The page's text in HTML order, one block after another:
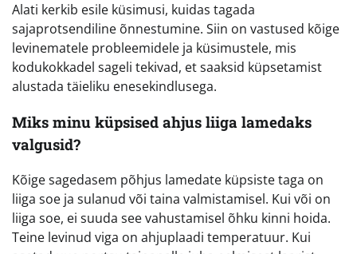
Alati kerkib esile küsimusi, kuidas tagada
sajaprotsendiline õnnestumine. Siin on vastused kõige
levinematele probleemidele ja küsimustele, mis
kodukokkadel sageli tekivad, et saaksid küpsetamist
alustada täieliku enesekindlusega.
Miks minu küpsised ahjus liiga lamedaks
valgusid?
Kõige sagedasem põhjus lamedate küpsiste taga on
liiga soe ja sulanud või taina valmistamisel. Kui või on
liiga soe, ei suuda see vahustamisel õhku kinni hoida.
Teine levinud viga on ahjuplaadi temperatuur. Kui